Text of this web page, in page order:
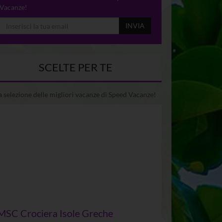
Vacanze!
INVIA
SCELTE PER TE
selezione delle migliori vacanze di Speed Vacanze!
Crociera Isole Greche